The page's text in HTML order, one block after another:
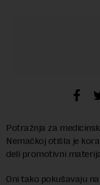
Potražnja za
Nemačkoj otišla je
deli promotivni
Oni tako pokušavaju